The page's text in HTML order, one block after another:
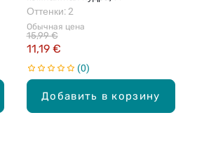
Добавить в корзину
Обычная цена
11,19 €
15,99 €
Оттенки: 2
0